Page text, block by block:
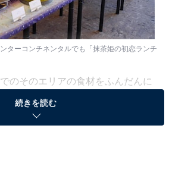
ターコンチネンタルでも「抹茶姫の初恋ランチ
のそのエリアの食材をふんだんに
ミューズメントパークと見紛うば
クなイベントまで、ここ数年個性
続きを読む